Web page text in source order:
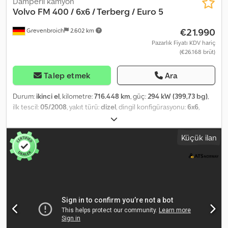
Grevenbroich 2.602 km
Volvo FM 400 / 6x6 / Terberg / Euro 5
€21.990
Pazarlık Fiyatı KDV hariç
(€26.168 brüt)
Talep etmek Ara
Durum: ikinci el, kilometre:716.448 km, güç:294 kW (399,73 bg),
ilk tescil:05/2008, yakıt türü:dizel, dingil konfigürasyonu:6x6,
, renk:
kabini, vites türü:mekanik, emisyon sınıfı:Euro 5, Üretim yılı:2008,
Donanım:
AdBlue, Bluetooth, EBS (Elektronik Fren Sistemi),
elektrikli ayna, elektrikli cam sistemi, elektronik denge programı
(ESP), hız sabitleyici, is filtrasyon filtresi, klima, sisal lambaları, =
görüş kamerası - Sürgülü tavan - Yan kapı - Alet kutusu = Ek
Bilgiler = Ön aks: Yönlendirilebilir Boş ağırlık: 15.536 kg Yük
kapasitesi: 20.464 kg Toplam ağırlık: 36.000 kg Genel durum:
Küçük ilan